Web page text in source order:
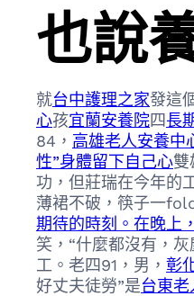
也說
就台中護理之家發這
心孩宜蘭安養院四長
84， 高雄老人安養中
性”身體留下自己心雙
功，但莊瑞在今年的
薄裙不破，筷子一
期待的時刻。在晚上
笑，“什麼都沒有，灰
工。老四91，男， 彰
好丈夫徒勞”是台東